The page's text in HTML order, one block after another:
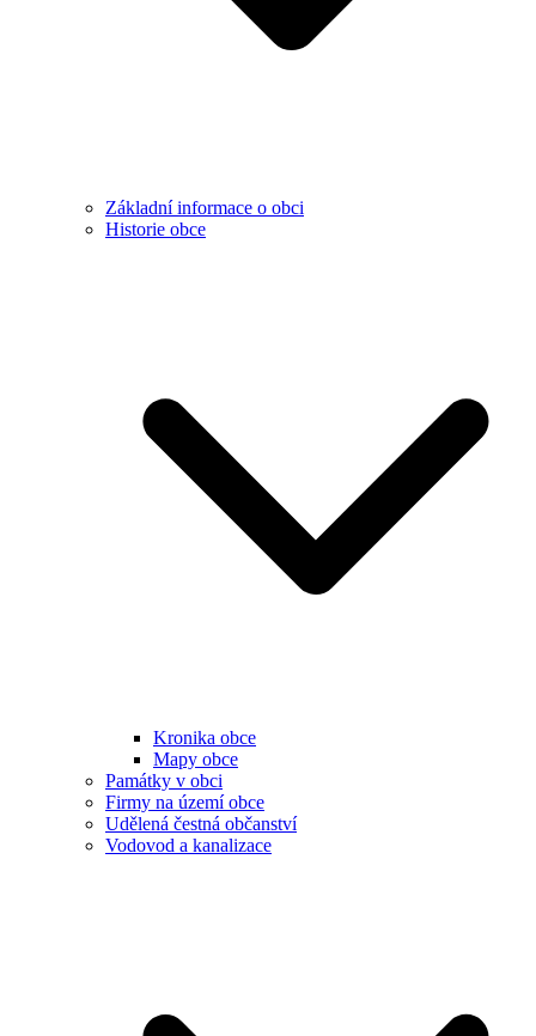
Základní informace o obci
Historie obce
Kronika obce
Mapy obce
Památky v obci
Firmy na území obce
Udělená čestná občanství
Vodovod a kanalizace